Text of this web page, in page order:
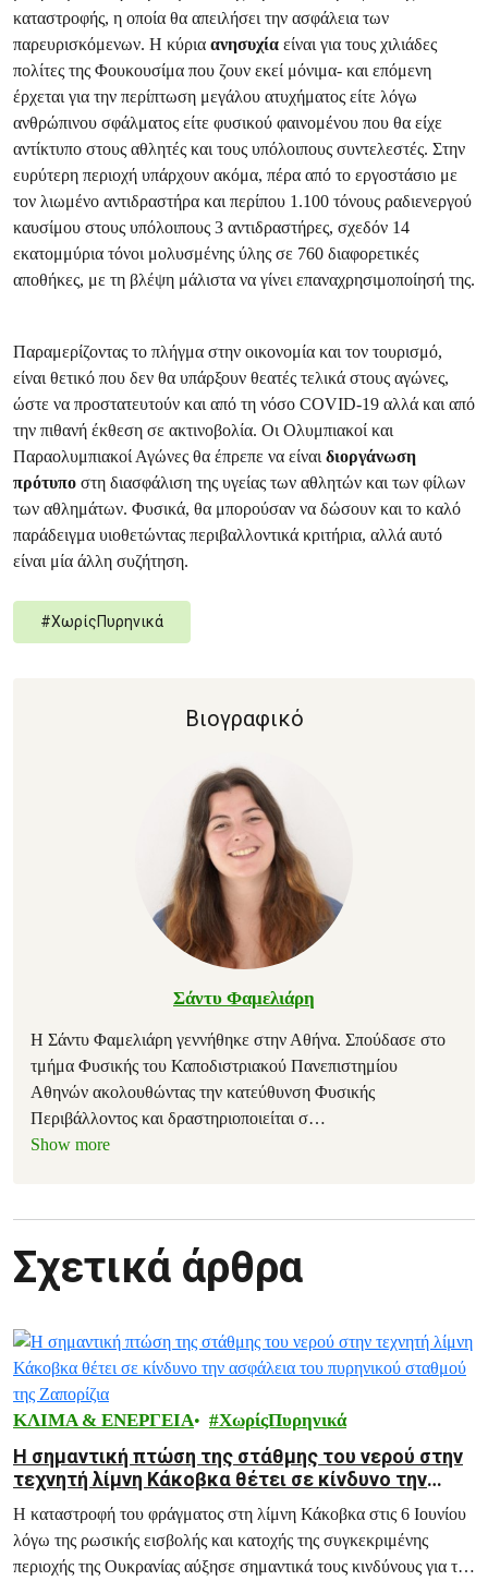
καταστροφής, η οποία θα απειλήσει την ασφάλεια των
παρευρισκόμενων. Η κύρια ανησυχία είναι για τους χιλιάδες
πολίτες της Φουκουσίμα που ζουν εκεί μόνιμα- και επόμενη
έρχεται για την περίπτωση μεγάλου ατυχήματος είτε λόγω
ανθρώπινου σφάλματος είτε φυσικού φαινομένου που θα είχε
αντίκτυπο στους αθλητές και τους υπόλοιπους συντελεστές. Στην
ευρύτερη περιοχή υπάρχουν ακόμα, πέρα από το εργοστάσιο με
τον λιωμένο αντιδραστήρα και περίπου 1.100 τόνους ραδιενεργού
καυσίμου στους υπόλοιπους 3 αντιδραστήρες, σχεδόν 14
εκατομμύρια τόνοι μολυσμένης ύλης σε 760 διαφορετικές
αποθήκες, με τη βλέψη μάλιστα να γίνει επαναχρησιμοποίησή της.
Παραμερίζοντας το πλήγμα στην οικονομία και τον τουρισμό,
είναι θετικό που δεν θα υπάρξουν θεατές τελικά στους αγώνες,
ώστε να προστατευτούν και από τη νόσο COVID-19 αλλά και από
την πιθανή έκθεση σε ακτινοβολία. Οι Ολυμπιακοί και
Παραολυμπιακοί Αγώνες θα έπρεπε να είναιδιοργάνωση
πρότυπο στη διασφάλιση της υγείας των αθλητών και των φίλων
των αθλημάτων. Φυσικά, θα μπορούσαν να δώσουν και το καλό
παράδειγμα υιοθετώντας περιβαλλοντικά κριτήρια, αλλά αυτό
είναι μία άλλη συζήτηση.
#ΧωρίςΠυρηνικά
Βιογραφικό
Σάντυ Φαμελιάρη
Η Σάντυ Φαμελιάρη γεννήθηκε στην Αθήνα. Σπούδασε στο
τμήμα Φυσικής του Καποδιστριακού Πανεπιστημίου
Αθηνών ακολουθώντας την κατεύθυνση Φυσικής
Περιβάλλοντος και δραστηριοποιείται σ…
Show more
Σχετικά άρθρα
ΚΛΙΜΑ & ΕΝΕΡΓΕΙΑ ΧωρίςΠυρηνικά
Η σημαντική πτώση της στάθμης του νερού στην
τεχνητή λίμνη Κάκοβκα θέτει σε κίνδυνο την
ασφάλεια του πυρηνικού σταθμού της Ζαπορίζια
Η καταστροφή του φράγματος στη λίμνη Κάκοβκα στις 6 Ιουνίου
λόγω της ρωσικής εισβολής και κατοχής της συγκεκριμένης
περιοχής της Ουκρανίας αύξησε σημαντικά τους κινδύνους για τον